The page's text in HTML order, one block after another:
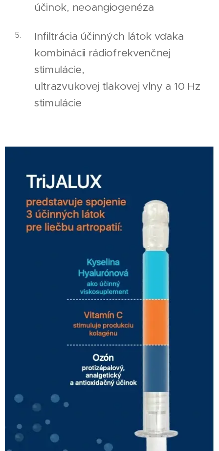
účinok, neoangiogenéza
Infiltrácia účinných látok vďaka
kombinácii rádiofrekvenčnej
stimulácie,
ultrazvukovej tlakovej vlny a 10 Hz
stimulácie